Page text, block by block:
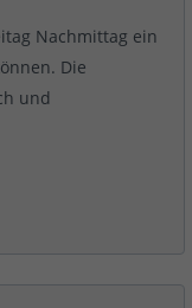
Nachmittag ein
Die
und